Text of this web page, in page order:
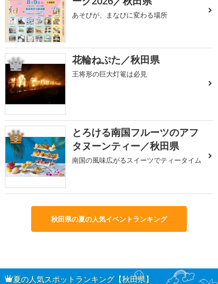
あそびが、まなびに変わる場所
2 花輪ねぷた／秋田県
王将形の巨大灯篭は必見
3
とろける南国フルーツのアフ
タヌーンティー／秋田県
南国の風味広がるスイーツでティータイム
秋田県の夏の人気イベントランキング
夏の人気スポットランキング【秋田県】